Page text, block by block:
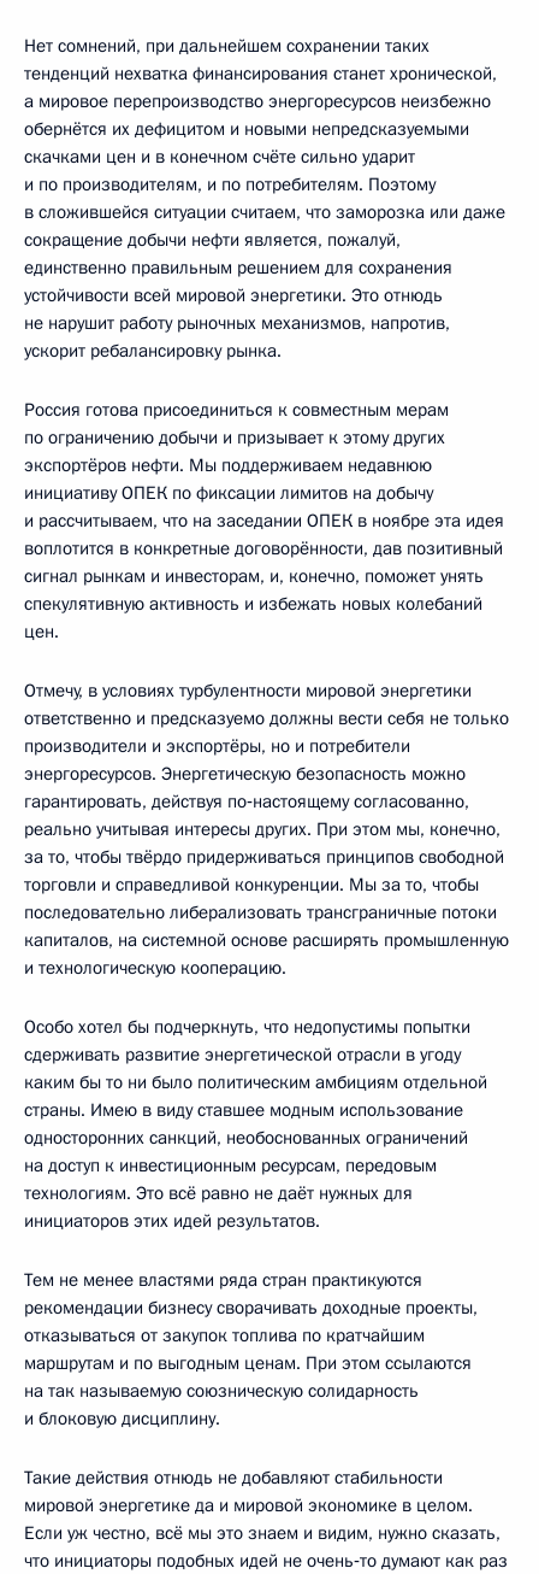
Нет сомнений, при дальнейшем сохранении таких
тенденций нехватка финансирования станет хронической,
а мировое перепроизводство энергоресурсов неизбежно
обернётся их дефицитом и новыми непредсказуемыми
скачками цен и в конечном счёте сильно ударит
и по производителям, и по потребителям. Поэтому
в сложившейся ситуации считаем, что заморозка или даже
сокращение добычи нефти является, пожалуй,
единственно правильным решением для сохранения
устойчивости всей мировой энергетики. Это отнюдь
не нарушит работу рыночных механизмов, напротив,
ускорит ребалансировку рынка.
Россия готова присоединиться к совместным мерам
по ограничению добычи и призывает к этому других
экспортёров нефти. Мы поддерживаем недавнюю
инициативу ОПЕК по фиксации лимитов на добычу
и рассчитываем, что на заседании ОПЕК в ноябре эта идея
воплотится в конкретные договорённости, дав позитивный
сигнал рынкам и инвесторам, и, конечно, поможет унять
спекулятивную активность и избежать новых колебаний
цен.
Отмечу, в условиях турбулентности мировой энергетики
ответственно и предсказуемо должны вести себя не только
производители и экспортёры, но и потребители
энергоресурсов. Энергетическую безопасность можно
гарантировать, действуя по‑настоящему согласованно,
реально учитывая интересы других. При этом мы, конечно,
за то, чтобы твёрдо придерживаться принципов свободной
торговли и справедливой конкуренции. Мы за то, чтобы
последовательно либерализовать трансграничные потоки
капиталов, на системной основе расширять промышленную
и технологическую кооперацию.
Особо хотел бы подчеркнуть, что недопустимы попытки
сдерживать развитие энергетической отрасли в угоду
каким бы то ни было политическим амбициям отдельной
страны. Имею в виду ставшее модным использование
односторонних санкций, необоснованных ограничений
на доступ к инвестиционным ресурсам, передовым
технологиям. Это всё равно не даёт нужных для
инициаторов этих идей результатов.
Тем не менее властями ряда стран практикуются
рекомендации бизнесу сворачивать доходные проекты,
отказываться от закупок топлива по кратчайшим
маршрутам и по выгодным ценам. При этом ссылаются
на так называемую союзническую солидарность
и блоковую дисциплину.
Такие действия отнюдь не добавляют стабильности
мировой энергетике да и мировой экономике в целом.
Если уж честно, всё мы это знаем и видим, нужно сказать,
что инициаторы подобных идей не очень‑то думают как раз